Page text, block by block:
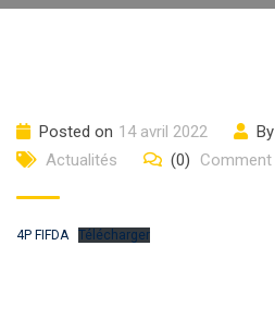
Posted on 14 avril 2022 By
Actualités
(0) Comment
4P FIFDA Télécharger